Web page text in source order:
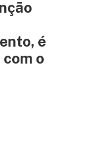
é
o